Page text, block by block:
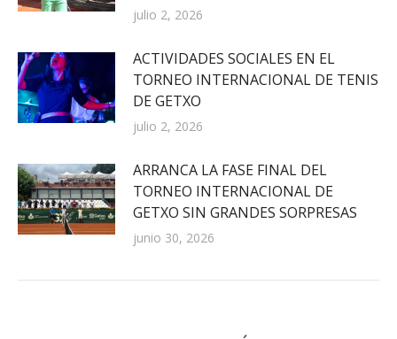
julio 2, 2026
ACTIVIDADES SOCIALES EN EL
TORNEO INTERNACIONAL DE TENIS
DE GETXO
julio 2, 2026
ARRANCA LA FASE FINAL DEL
TORNEO INTERNACIONAL DE
GETXO SIN GRANDES SORPRESAS
junio 30, 2026